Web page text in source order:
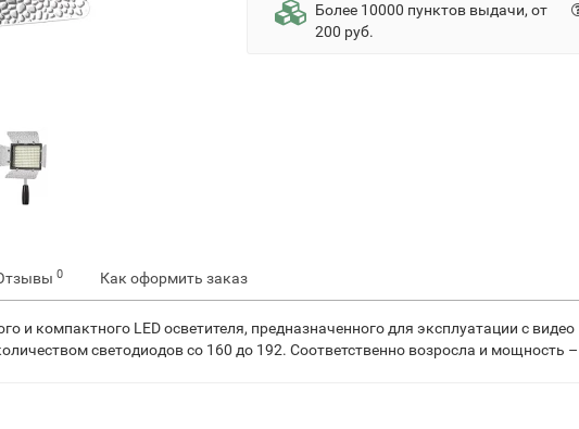
Более 10000 пунктов выдачи, от
200 руб.
0 Как оформить заказ
и компактного LED осветителя, предназначенного для эксплуатации с
светодиодов со 160 до 192. Соответственно возросла и мощность